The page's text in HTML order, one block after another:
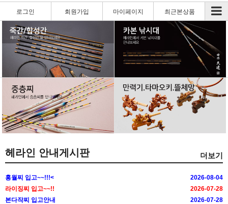
로그인 회원가입 마이페이지 최근본상품
헤라인 안내게시판 더보기
홍월찌 입고~~!!!<
2026-08-04
라이징찌 입고~~!!
2026-07-28
본다작찌 입고안내
2026-07-28